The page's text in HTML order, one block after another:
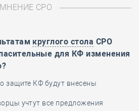
МНЕНИЕ СРО
круглого стола СРО
для КФ изменения
защите КФ будут внесены
учтут все предложения